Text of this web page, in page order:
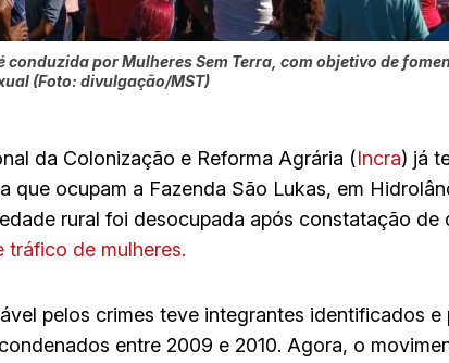
conduzida por Mulheres Sem Terra, com objetivo de
(Foto: divulgação/MST)
da Colonização e Reforma Agrária (Incra) já
que ocupam a Fazenda São Lukas, em
rural foi desocupada após constatação de
tráfico de mulheres.
pelos crimes teve integrantes identificados e
entre 2009 e 2010. Agora, o